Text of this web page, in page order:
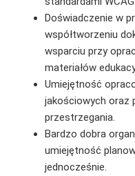
Doświadczenie w
współtworzeniu
wsparciu przy
materiałów
Umiejętność
jakościowych oraz
przestrzegania.
Bardzo dobra
umiejętność
jednocześnie.